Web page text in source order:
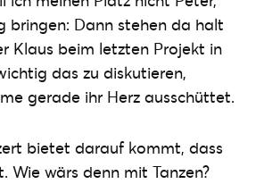
bringen: Dann stehen da halt
Klaus beim letzten Projekt in
das zu diskutieren,
gerade ihr Herz ausschüttet.
bietet darauf kommt, dass
Wie wärs denn mit Tanzen?